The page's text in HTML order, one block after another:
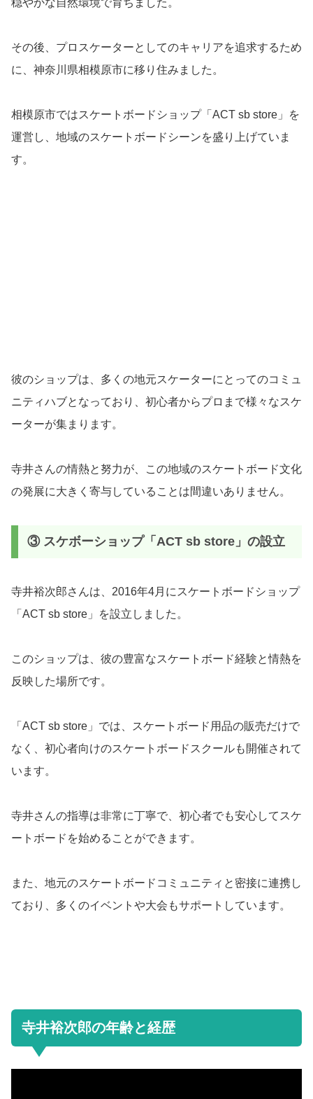
その後、プロスケーターとしてのキャリアを追求するため
に、神奈川県相模原市に移り住みました。
相模原市ではスケートボードショップ「ACT sb store」を
運営し、地域のスケートボードシーンを盛り上げていま
す。
彼のショップは、多くの地元スケーターにとってのコミュ
ニティハブとなっており、初心者からプロまで様々なスケ
ーターが集まります。
寺井さんの情熱と努力が、この地域のスケートボード文化
の発展に大きく寄与していることは間違いありません。
③ スケボーショップ「ACT sb store」の設立
寺井裕次郎さんは、2016年4月にスケートボードショップ
「ACT sb store」を設立しました。
このショップは、彼の豊富なスケートボード経験と情熱を
反映した場所です。
「ACT sb store」では、スケートボード用品の販売だけで
なく、初心者向けのスケートボードスクールも開催されて
います。
寺井さんの指導は非常に丁寧で、初心者でも安心してスケ
ートボードを始めることができます。
また、地元のスケートボードコミュニティと密接に連携し
ており、多くのイベントや大会もサポートしています。
寺井裕次郎の年齢と経歴